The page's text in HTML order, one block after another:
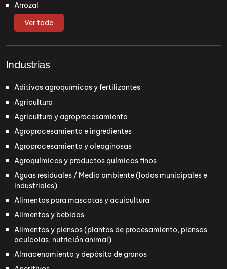
Arrozal
Ver todo
Industrias
Aditivos agroquímicos y fertilizantes
Agricultura
Agricultura y agroprocesamiento
Agroprocesamiento e ingredientes
Agroprocesamiento y oleaginosas
Agroquímicos y productos químicos finos
Aguas residuales / Medio ambiente (lodos municipales e
industriales)
Alimentos para mascotas y acuicultura
Alimentos y bebidas
Alimentos y piensos (plantas de procesamiento, piensos
acuícolas, nutrición animal)
Almacenamiento y depósito de granos